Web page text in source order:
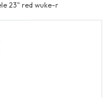
23" red wuke-r